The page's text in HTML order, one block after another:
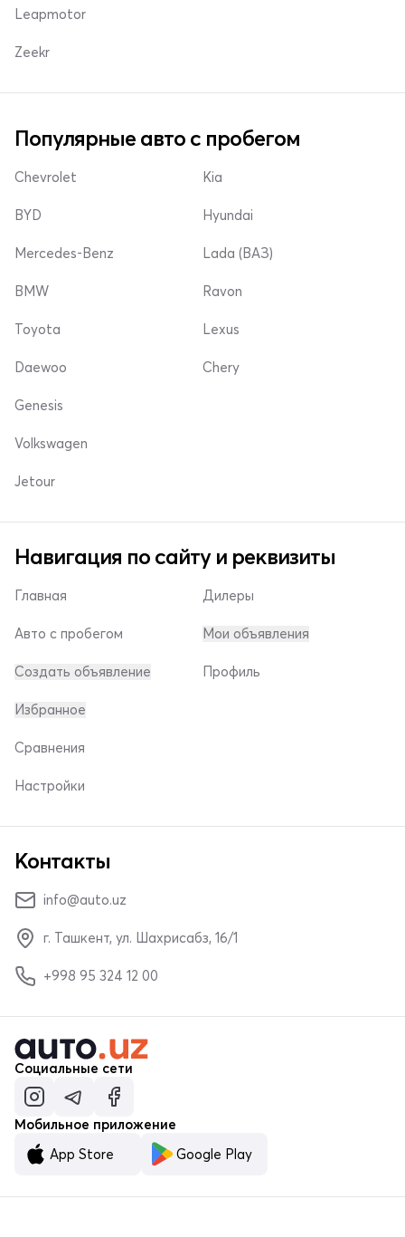
Leapmotor
Zeekr
Популярные авто с пробегом
Chevrolet
BYD
Mercedes-Benz
Kia
Hyundai
Lada (ВАЗ)
BMW
Toyota
Daewoo
Ravon
Lexus
Chery
Genesis
Volkswagen
Jetour
Навигация по сайту и реквизиты
Главная
Авто с пробегом
Создать объявление
Дилеры
Мои объявления
Профиль
Избранное
Сравнения
Настройки
Контакты
info@auto.uz
г. Ташкент, ул. Шахрисабз, 16/1
+998 95 324 12 00
Социальные сети
Мобильное приложение
App Store
Google Play